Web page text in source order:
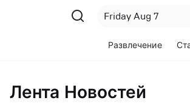
Развлечение
Лента Новостей